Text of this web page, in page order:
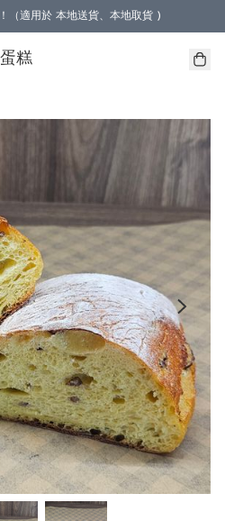
（適用於 本地送貨、本地取貨 )
糕